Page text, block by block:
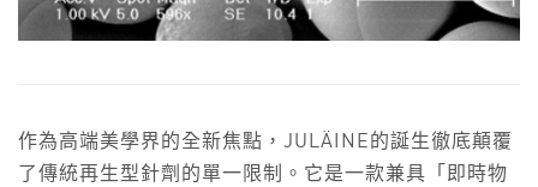
作為高端美學界的全新焦點，JULÄINE的誕生徹底顛覆
了傳統再生型針劑的單一限制。它是一款兼具「即時物